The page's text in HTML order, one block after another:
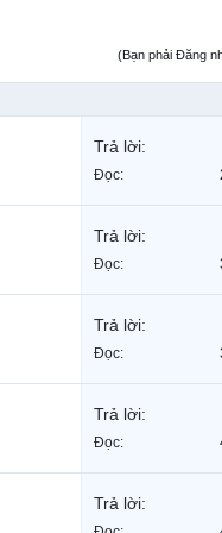
(Bạn phải Đăng
Trả lời:
Đọc:
Trả lời:
Đọc:
Trả lời:
Đọc:
Trả lời:
Đọc:
Trả lời: